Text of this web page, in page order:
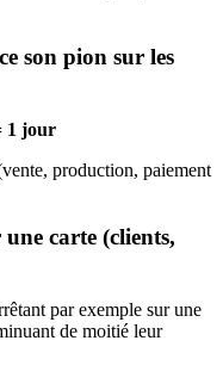
son pion sur les
1 jour
production, paiement
carte (clients,
par exemple sur une
de moitié leur